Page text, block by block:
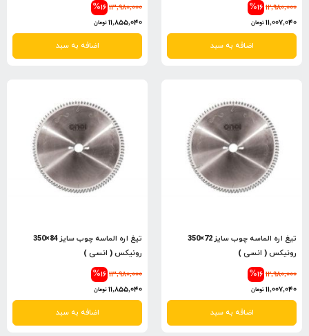
%16 12,980,000
11,007,040تومان
اضافه به سبد
%16 13,980,000
11,855,040تومان
اضافه به سبد
تیغ اره الماسه چوب سایز 72×350
رونیکس ( انسی )
%16 12,980,000
11,007,040تومان
اضافه به سبد
تیغ اره الماسه چوب سایز 84×350
رونیکس ( انسی )
%16 13,980,000
11,855,040تومان
اضافه به سبد